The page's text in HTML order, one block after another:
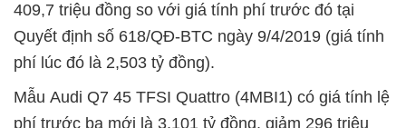
409,7 triệu đồng so với giá tính phí trước đó tại
Quyết định số 618/QĐ-BTC ngày 9/4/2019 (giá tính
phí lúc đó là 2,503 tỷ đồng).
Mẫu Audi Q7 45 TFSI Quattro (4MBI1) có giá tính lệ
phí trước bạ mới là 3,101 tỷ đồng, giảm 296 triệu